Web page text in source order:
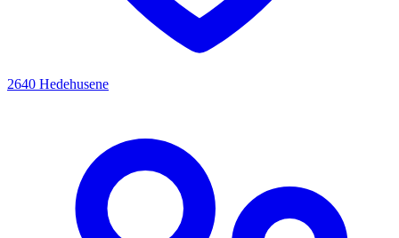
2640 Hedehusene